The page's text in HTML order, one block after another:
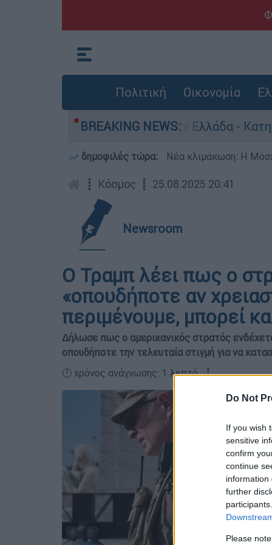
Do Not
If you wish
sensitive
confirm
continue
information
further
Please
Πολιτική Οικονομία
BREAKING NEWS:
για ανθρωποκτονίες στην Ελλάδα -
δημοφιλές τώρα: Νέα κλιμάκωση: Η
┋ Κόσμος ┋ 25.08.2025 20:41
Newsroom
Ο Τραμπ λέει πως ο
«οπουδήποτε αν
περιμένουμε, μπορεί
Δήλωσε πως ο αμερικανικός στρατός
οπουδήποτε την τελευταία στιγμή για να
🕛 χρόνος ανάγνωσης: 1 λεπτό ┋